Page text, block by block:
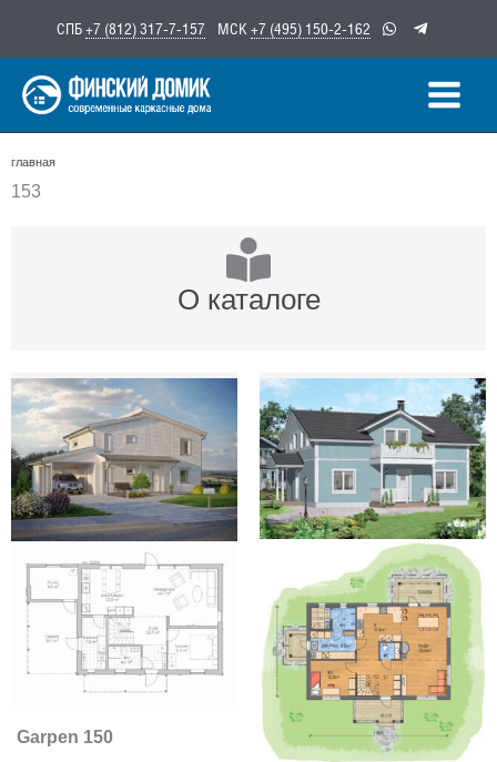
содержимому
СПБ+7 (812) 317-7-157 МСК +7 (495) 150-2-162
главная
153
О каталоге
Garpen 150